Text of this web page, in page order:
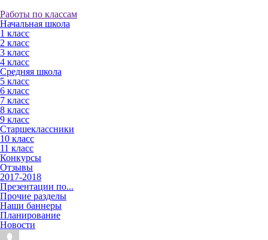
Работы по классам
Начальная школа
1 класс
2 класс
3 класс
4 класс
Средняя школа
5 класс
6 класс
7 класс
8 класс
9 класс
Старшеклассники
10 класс
11 класс
Конкурсы
Отзывы
2017-2018
Презентации по...
Прочие разделы
Наши баннеры
Планирование
Новости